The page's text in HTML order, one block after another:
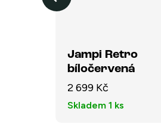
Jampi Retro
bíločervená
2 699 Kč
Skladem 1 ks